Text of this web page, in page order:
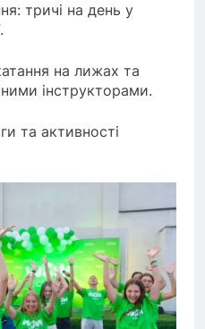
тричі на день у
на лижах та
інструкторами.
та активності